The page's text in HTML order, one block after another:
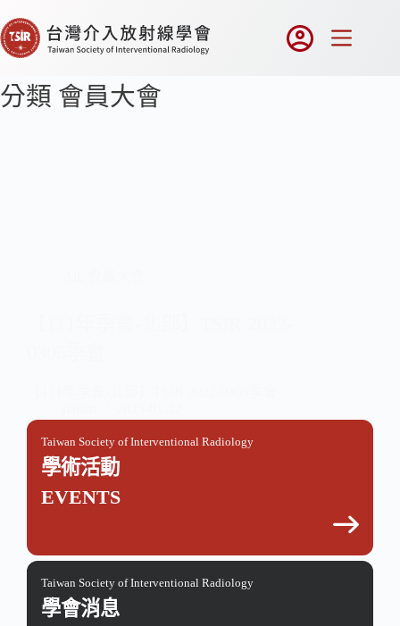
分類 會員大會
Taiwan Society of Interventional Radiology
學術活動
EVENTS
Taiwan Society of Interventional Radiology
學會消息